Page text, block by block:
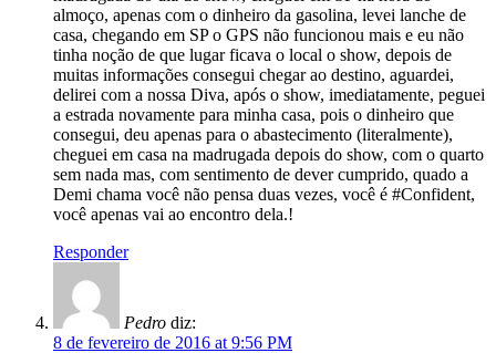
almoço, apenas com o dinheiro da gasolina, levei lanche de
casa, chegando em SP o GPS não funcionou mais e eu não
tinha noção de que lugar ficava o local o show, depois de
muitas informações consegui chegar ao destino, aguardei,
delirei com a nossa Diva, após o show, imediatamente, peguei
a estrada novamente para minha casa, pois o dinheiro que
consegui, deu apenas para o abastecimento (literalmente),
cheguei em casa na madrugada depois do show, com o quarto
sem nada mas, com sentimento de dever cumprido, quado a
Demi chama você não pensa duas vezes, você é #Confident,
você apenas vai ao encontro dela.!
Responder
Pedro diz:
8 de fevereiro de 2016 at 9:56 PM